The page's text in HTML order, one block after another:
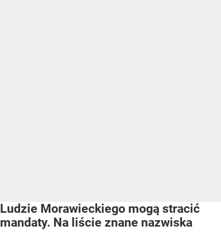
Ludzie Morawieckiego mogą stracić
mandaty. Na liście znane nazwiska